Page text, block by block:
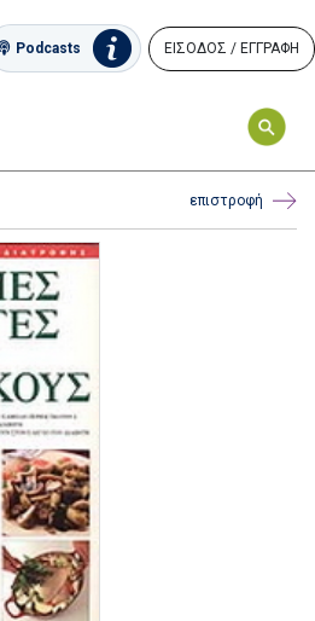
Podcasts ΕΙΣΟΔΟΣ / ΕΓΓΡΑΦΗ
επιστροφή